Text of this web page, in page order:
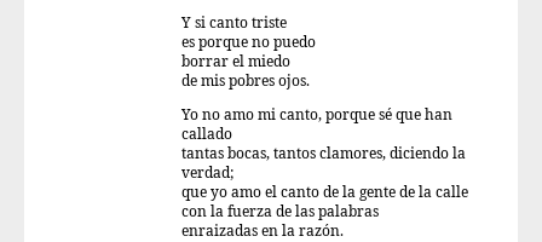
Y si canto triste
es porque no puedo
borrar el miedo
de mis pobres ojos.
Yo no amo mi canto, porque sé que han
callado
tantas bocas, tantos clamores, diciendo la
verdad;
que yo amo el canto de la gente de la calle
con la fuerza de las palabras
enraizadas en la razón.